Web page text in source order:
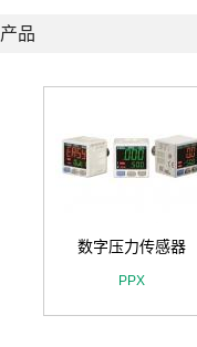
品
数字压力传感器
PPX